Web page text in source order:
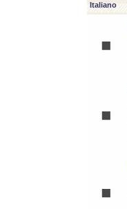
Italiano